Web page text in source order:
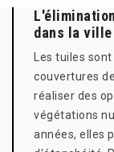
dans la ville
Les tuiles
couvertures
réaliser des
végétations
années, elles